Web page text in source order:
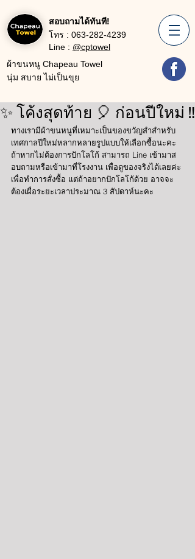
สอบถามได้ทันที!
โทร : 063-282-4239
Line : @cptowel
ผ้าขนหนู Chapeau Towel
นุ่ม สบาย ไม่เป็นขุย
✨ โค้งสุดท้าย 🎈 ก่อนปีใหม่ ‼
ทางเรามีผ้าขนหนูที่เหมาะเป็นของขวัญสำสำหรับ
เทศกาลปีใหม่หลากหลายรูปแบบให้เลือกซื้อนะคะ
ถ้าหากไม่ต้องการปักโลโก้ สามารถ Line เข้ามาส
อบถามหรือเข้ามาที่โรงงาน เพื่อดูของจริงได้เลยค่ะ
เพื่อทำการสั่งซื้อ แต่ถ้าอยากปักโลโก้ด้วย อาจจะ
ต้องเผื่อระยะเวลาประมาณ 3 สัปดาห์นะคะ